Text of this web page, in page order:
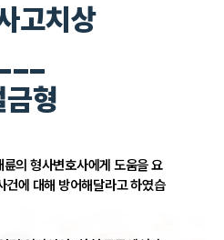
고치상
금형
의 형사변호사에게 도움을 요
건에 대해 방어해달라고 하였습